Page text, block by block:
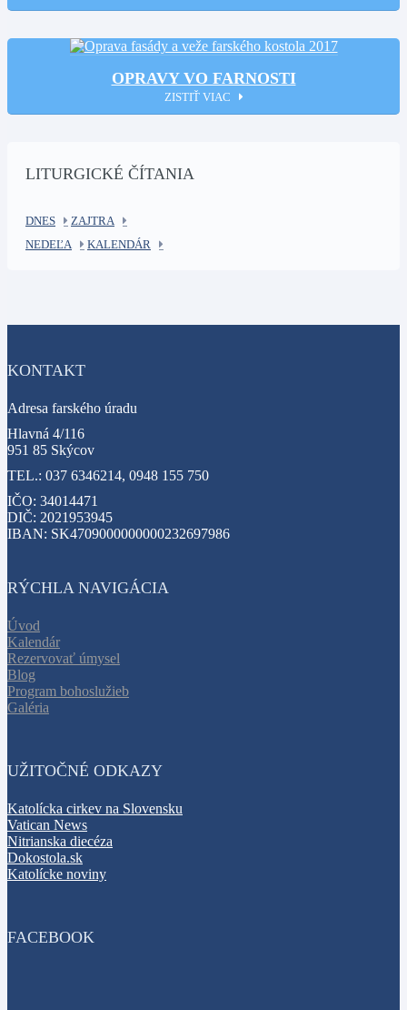
OPRAVY VO FARNOSTI
ZISTIŤ VIAC
LITURGICKÉ ČÍTANIA
DNES
ZAJTRA
NEDEĽA
KALENDÁR
KONTAKT
Adresa farského úradu
Hlavná 4/116
951 85 Skýcov
TEL.: 037 6346214, 0948 155 750
IČO: 34014471
DIČ: 2021953945
IBAN: SK4709000000000232697986
RÝCHLA NAVIGÁCIA
Úvod
Kalendár
Rezervovať úmysel
Blog
Program bohoslužieb
Galéria
UŽITOČNÉ ODKAZY
Katolícka cirkev na Slovensku
Vatican News
Nitrianska diecéza
Dokostola.sk
Katolícke noviny
FACEBOOK